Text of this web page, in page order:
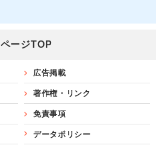
ページTOP
広告掲載
著作権・リンク
免責事項
データポリシー